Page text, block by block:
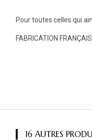
Pour toutes celles qui
FABRICATION
16 AUTRES